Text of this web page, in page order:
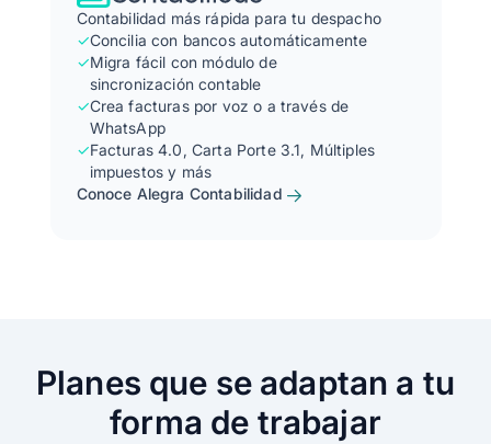
Contabilidad más rápida para tu despacho
✓Concilia con bancos automáticamente
✓Migra fácil con módulo de
sincronización contable
✓Crea facturas por voz o a través de
WhatsApp
✓Facturas 4.0, Carta Porte 3.1, Múltiples
impuestos y más
Conoce Alegra Contabilidad
Planes que se adaptan a tu
forma de trabajar